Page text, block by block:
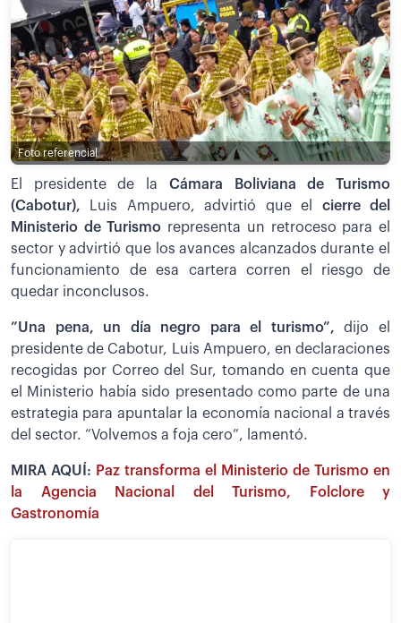
Foto referencial
El presidente de la Cámara Boliviana de Turismo
(Cabotur),
Luis Ampuero, advirtió que el cierre del
Ministerio de Turismo representa un retroceso para el
sector y advirtió que los avances alcanzados durante el
funcionamiento de esa cartera corren el riesgo de
quedar inconclusos.
”Una pena, un día negro para el turismo”,dijo el
presidente de Cabotur, Luis Ampuero, en declaraciones
recogidas por Correo del Sur, tomando en cuenta que
el Ministerio había sido presentado como parte de una
estrategia para apuntalar la economía nacional a través
del sector. “Volvemos a foja cero”, lamentó.
MIRA AQUÍ: Paz transforma el Ministerio de Turismo en
la Agencia Nacional del Turismo, Folclore y
Gastronomía